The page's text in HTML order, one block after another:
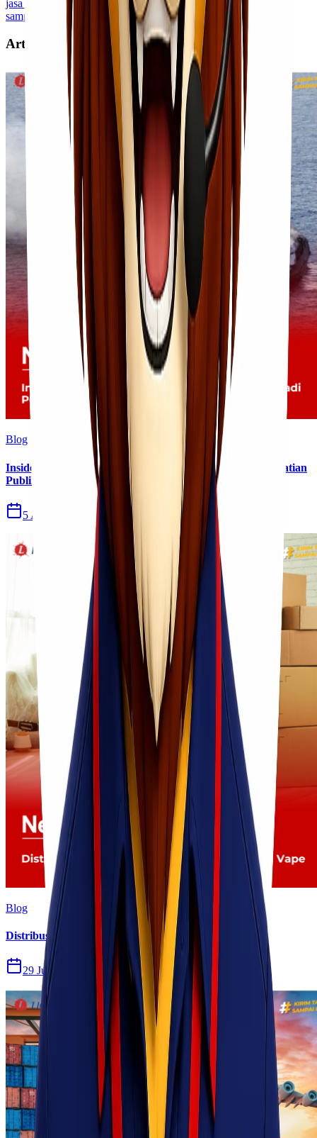
jasa kirim barang cepat lionel express
pengiriman sehari
sampai
Artikel Terkait
Blog
Insiden Kebakaran KM Mutiara Sentosa II Menjadi Perhatian
Publik
5 Agu 2026
Blog
Distribusi Pengiriman Rokok Elektronik atau Vape
29 Jul 2026